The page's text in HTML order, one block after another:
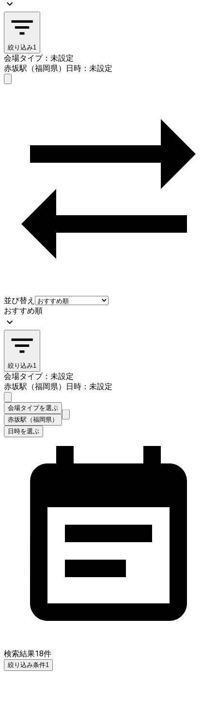
絞り込み1
会場タイプ：未設定
赤坂駅（福岡県）
日時：未設定
並び替え
おすすめ順
絞り込み1
会場タイプ：未設定
赤坂駅（福岡県）
日時：未設定
会場タイプを選ぶ
赤坂駅（福岡県）
日時を選ぶ
検索結果18件
絞り込み条件1